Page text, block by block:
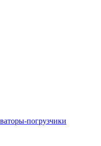
погрузчики